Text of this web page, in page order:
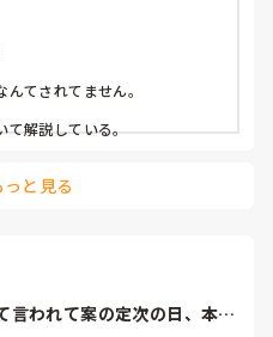
てされてません。
て解説している。
と見る
言われて案の定次の日、本人